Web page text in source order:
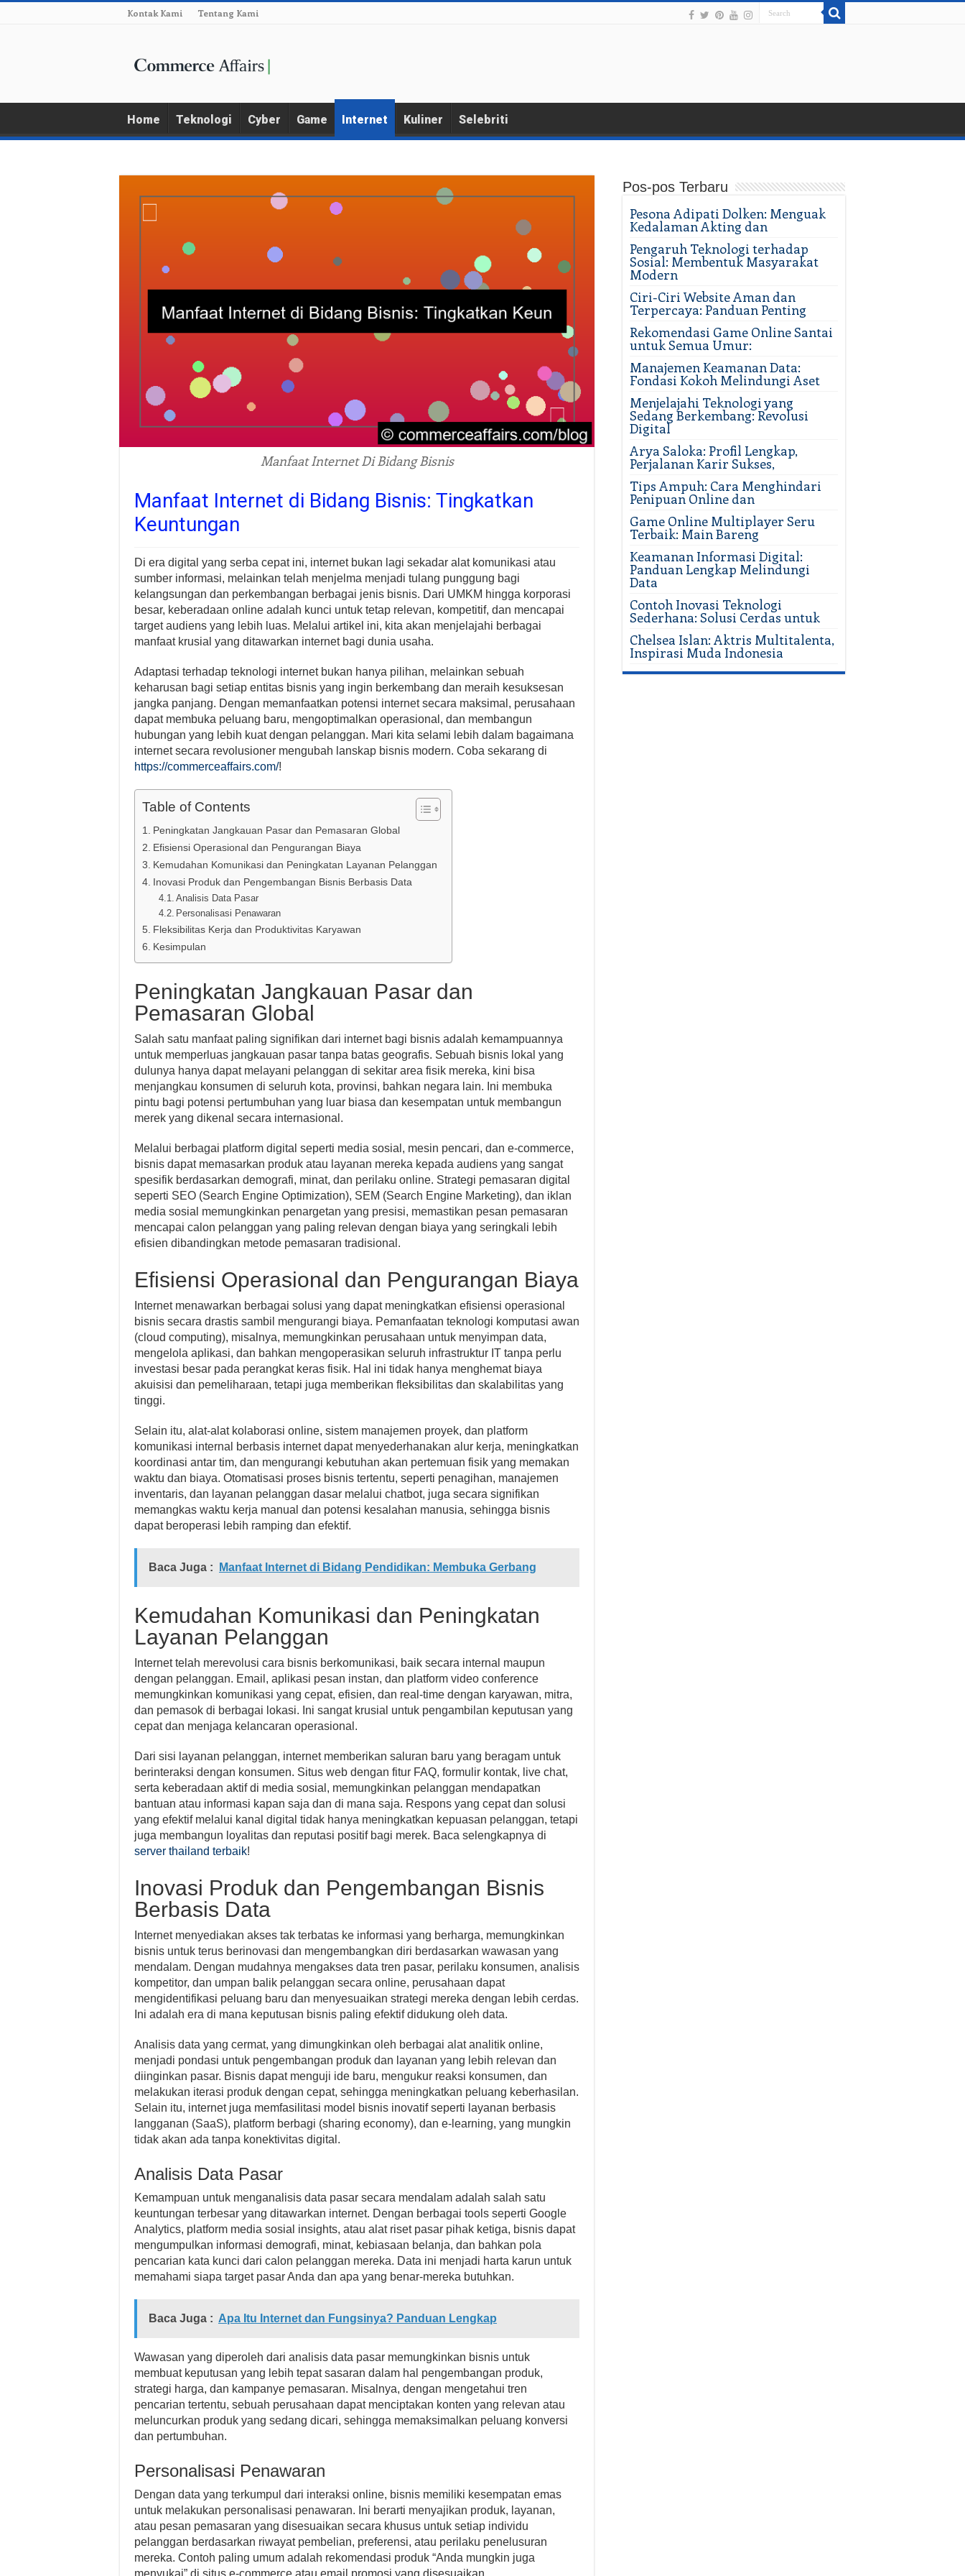
Kontak Kami Tentang Kami
Home Teknologi Cyber Game Internet Kuliner Selebriti
Manfaat Internet Di Bidang Bisnis
Manfaat Internet di Bidang Bisnis: Tingkatkan
Keuntungan
Di era digital yang serba cepat ini, internet bukan lagi sekadar alat komunikasi atau
sumber informasi, melainkan telah menjelma menjadi tulang punggung bagi
kelangsungan dan perkembangan berbagai jenis bisnis. Dari UMKM hingga korporasi
besar, keberadaan online adalah kunci untuk tetap relevan, kompetitif, dan mencapai
target audiens yang lebih luas. Melalui artikel ini, kita akan menjelajahi berbagai
manfaat krusial yang ditawarkan internet bagi dunia usaha.
Adaptasi terhadap teknologi internet bukan hanya pilihan, melainkan sebuah
keharusan bagi setiap entitas bisnis yang ingin berkembang dan meraih kesuksesan
jangka panjang. Dengan memanfaatkan potensi internet secara maksimal, perusahaan
dapat membuka peluang baru, mengoptimalkan operasional, dan membangun
hubungan yang lebih kuat dengan pelanggan. Mari kita selami lebih dalam bagaimana
internet secara revolusioner mengubah lanskap bisnis modern. Coba sekarang di
https://commerceaffairs.com/!
Table of Contents
Peningkatan Jangkauan Pasar dan Pemasaran Global
Efisiensi Operasional dan Pengurangan Biaya
Kemudahan Komunikasi dan Peningkatan Layanan Pelanggan
Inovasi Produk dan Pengembangan Bisnis Berbasis Data
Analisis Data Pasar
Personalisasi Penawaran
Fleksibilitas Kerja dan Produktivitas Karyawan
Kesimpulan
Peningkatan Jangkauan Pasar dan
Pemasaran Global
Salah satu manfaat paling signifikan dari internet bagi bisnis adalah kemampuannya
untuk memperluas jangkauan pasar tanpa batas geografis. Sebuah bisnis lokal yang
dulunya hanya dapat melayani pelanggan di sekitar area fisik mereka, kini bisa
menjangkau konsumen di seluruh kota, provinsi, bahkan negara lain. Ini membuka
pintu bagi potensi pertumbuhan yang luar biasa dan kesempatan untuk membangun
merek yang dikenal secara internasional.
Melalui berbagai platform digital seperti media sosial, mesin pencari, dan e-commerce,
bisnis dapat memasarkan produk atau layanan mereka kepada audiens yang sangat
spesifik berdasarkan demografi, minat, dan perilaku online. Strategi pemasaran digital
seperti SEO (Search Engine Optimization), SEM (Search Engine Marketing), dan iklan
media sosial memungkinkan penargetan yang presisi, memastikan pesan pemasaran
mencapai calon pelanggan yang paling relevan dengan biaya yang seringkali lebih
efisien dibandingkan metode pemasaran tradisional.
Efisiensi Operasional dan Pengurangan Biaya
Internet menawarkan berbagai solusi yang dapat meningkatkan efisiensi operasional
bisnis secara drastis sambil mengurangi biaya. Pemanfaatan teknologi komputasi awan
(cloud computing), misalnya, memungkinkan perusahaan untuk menyimpan data,
mengelola aplikasi, dan bahkan mengoperasikan seluruh infrastruktur IT tanpa perlu
investasi besar pada perangkat keras fisik. Hal ini tidak hanya menghemat biaya
akuisisi dan pemeliharaan, tetapi juga memberikan fleksibilitas dan skalabilitas yang
tinggi.
Selain itu, alat-alat kolaborasi online, sistem manajemen proyek, dan platform
komunikasi internal berbasis internet dapat menyederhanakan alur kerja, meningkatkan
koordinasi antar tim, dan mengurangi kebutuhan akan pertemuan fisik yang memakan
waktu dan biaya. Otomatisasi proses bisnis tertentu, seperti penagihan, manajemen
inventaris, dan layanan pelanggan dasar melalui chatbot, juga secara signifikan
memangkas waktu kerja manual dan potensi kesalahan manusia, sehingga bisnis
dapat beroperasi lebih ramping dan efektif.
Baca Juga : Manfaat Internet di Bidang Pendidikan: Membuka Gerbang
Kemudahan Komunikasi dan Peningkatan
Layanan Pelanggan
Internet telah merevolusi cara bisnis berkomunikasi, baik secara internal maupun
dengan pelanggan. Email, aplikasi pesan instan, dan platform video conference
memungkinkan komunikasi yang cepat, efisien, dan real-time dengan karyawan, mitra,
dan pemasok di berbagai lokasi. Ini sangat krusial untuk pengambilan keputusan yang
cepat dan menjaga kelancaran operasional.
Dari sisi layanan pelanggan, internet memberikan saluran baru yang beragam untuk
berinteraksi dengan konsumen. Situs web dengan fitur FAQ, formulir kontak, live chat,
serta keberadaan aktif di media sosial, memungkinkan pelanggan mendapatkan
bantuan atau informasi kapan saja dan di mana saja. Respons yang cepat dan solusi
yang efektif melalui kanal digital tidak hanya meningkatkan kepuasan pelanggan, tetapi
juga membangun loyalitas dan reputasi positif bagi merek. Baca selengkapnya di
server thailand terbaik!
Inovasi Produk dan Pengembangan Bisnis
Berbasis Data
Internet menyediakan akses tak terbatas ke informasi yang berharga, memungkinkan
bisnis untuk terus berinovasi dan mengembangkan diri berdasarkan wawasan yang
mendalam. Dengan mudahnya mengakses data tren pasar, perilaku konsumen, analisis
kompetitor, dan umpan balik pelanggan secara online, perusahaan dapat
mengidentifikasi peluang baru dan menyesuaikan strategi mereka dengan lebih cerdas.
Ini adalah era di mana keputusan bisnis paling efektif didukung oleh data.
Analisis data yang cermat, yang dimungkinkan oleh berbagai alat analitik online,
menjadi pondasi untuk pengembangan produk dan layanan yang lebih relevan dan
diinginkan pasar. Bisnis dapat menguji ide baru, mengukur reaksi konsumen, dan
melakukan iterasi produk dengan cepat, sehingga meningkatkan peluang keberhasilan.
Selain itu, internet juga memfasilitasi model bisnis inovatif seperti layanan berbasis
langganan (SaaS), platform berbagi (sharing economy), dan e-learning, yang mungkin
tidak akan ada tanpa konektivitas digital.
Analisis Data Pasar
Kemampuan untuk menganalisis data pasar secara mendalam adalah salah satu
keuntungan terbesar yang ditawarkan internet. Dengan berbagai tools seperti Google
Analytics, platform media sosial insights, atau alat riset pasar pihak ketiga, bisnis dapat
mengumpulkan informasi demografi, minat, kebiasaan belanja, dan bahkan pola
pencarian kata kunci dari calon pelanggan mereka. Data ini menjadi harta karun untuk
memahami siapa target pasar Anda dan apa yang benar-mereka butuhkan.
Baca Juga : Apa Itu Internet dan Fungsinya? Panduan Lengkap
Wawasan yang diperoleh dari analisis data pasar memungkinkan bisnis untuk
membuat keputusan yang lebih tepat sasaran dalam hal pengembangan produk,
strategi harga, dan kampanye pemasaran. Misalnya, dengan mengetahui tren
pencarian tertentu, sebuah perusahaan dapat menciptakan konten yang relevan atau
meluncurkan produk yang sedang dicari, sehingga memaksimalkan peluang konversi
dan pertumbuhan.
Personalisasi Penawaran
Dengan data yang terkumpul dari interaksi online, bisnis memiliki kesempatan emas
untuk melakukan personalisasi penawaran. Ini berarti menyajikan produk, layanan,
atau pesan pemasaran yang disesuaikan secara khusus untuk setiap individu
pelanggan berdasarkan riwayat pembelian, preferensi, atau perilaku penelusuran
mereka. Contoh paling umum adalah rekomendasi produk “Anda mungkin juga
Pos-pos Terbaru
Pesona Adipati Dolken: Menguak
Kedalaman Akting dan
Pengaruh Teknologi terhadap
Sosial: Membentuk Masyarakat
Modern
Ciri-Ciri Website Aman dan
Terpercaya: Panduan Penting
Rekomendasi Game Online Santai
untuk Semua Umur:
Manajemen Keamanan Data:
Fondasi Kokoh Melindungi Aset
Menjelajahi Teknologi yang
Sedang Berkembang: Revolusi
Digital
Arya Saloka: Profil Lengkap,
Perjalanan Karir Sukses,
Tips Ampuh: Cara Menghindari
Penipuan Online dan
Game Online Multiplayer Seru
Terbaik: Main Bareng
Keamanan Informasi Digital:
Panduan Lengkap Melindungi
Data
Contoh Inovasi Teknologi
Sederhana: Solusi Cerdas untuk
Chelsea Islan: Aktris Multitalenta,
Inspirasi Muda Indonesia